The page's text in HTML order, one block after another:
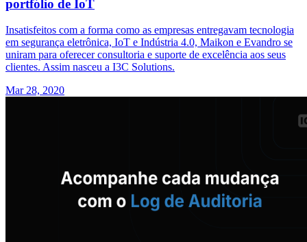
portfólio de IoT
Insatisfeitos com a forma como as empresas entregavam tecnologia
em segurança eletrônica, IoT e Indústria 4.0, Maikon e Evandro se
uniram para oferecer consultoria e suporte de excelência aos seus
clientes. Assim nasceu a I3C Solutions.
Mar 28, 2020